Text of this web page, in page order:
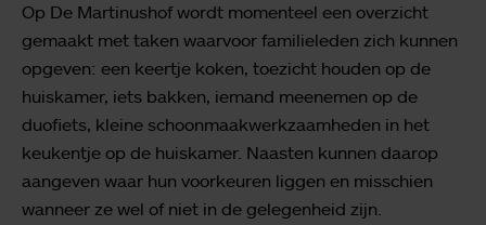
Op De Martinushof wordt momenteel een overzicht
gemaakt met taken waarvoor familieleden zich kunnen
opgeven: een keertje koken, toezicht houden op de
huiskamer, iets bakken, iemand meenemen op de
duofiets, kleine schoonmaakwerkzaamheden in het
keukentje op de huiskamer. Naasten kunnen daarop
aangeven waar hun voorkeuren liggen en misschien
wanneer ze wel of niet in de gelegenheid zijn.